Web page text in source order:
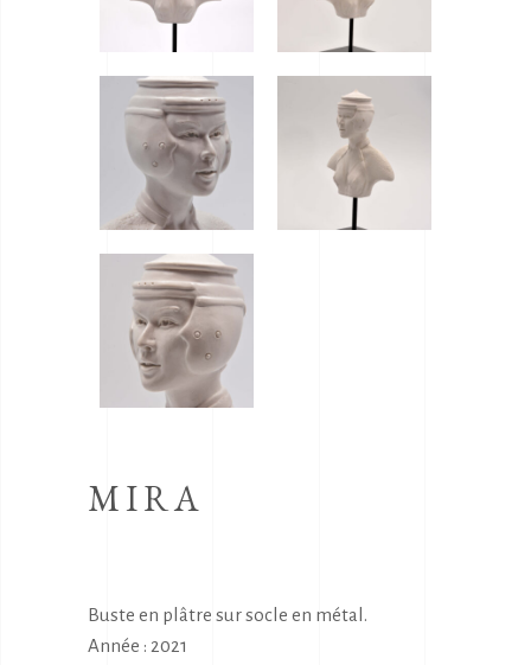
MIRA
Buste en plâtre sur socle en métal.
Année : 2021